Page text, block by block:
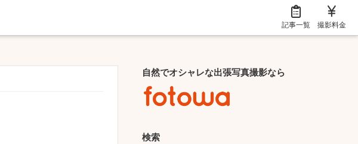
記事一覧 撮影料金
自然でオシャレな出張写真撮影なら
検索